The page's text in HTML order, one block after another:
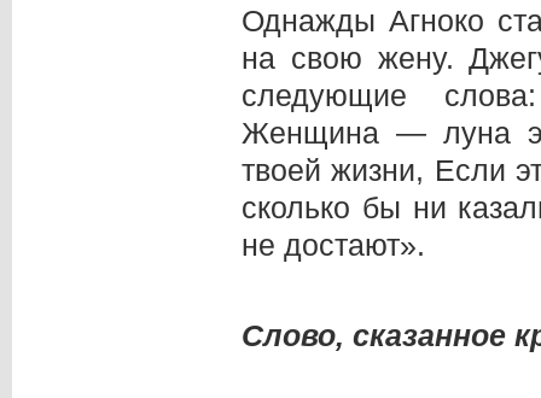
Однажды Агноко
на свою жену.
следующие
Женщина — луна
твоей жизни, Если
сколько бы ни
не достают».
Слово, сказанное